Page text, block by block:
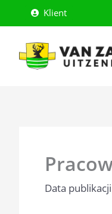
Przejdź
do
Klient